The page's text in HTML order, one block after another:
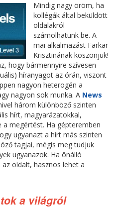
Mindig nagy öröm, ha
kollégák által beküldött
oldalakról
számolhatunk be. A
mai alkalmazást Farkar
Krisztinának köszönjük!
hogy bármennyire szívesen
híranyagot az órán, viszont
nagyon heterogén a
nagyon sok munka. A News
három különböző szinten
hírt, magyarázatokkal,
a megértést. Ha gépteremben
ugyanazt a hírt más szinten
tagjai, mégis meg tudjuk
ugyanazok. Ha önálló
oldalt, hasznos lehet a
a világról